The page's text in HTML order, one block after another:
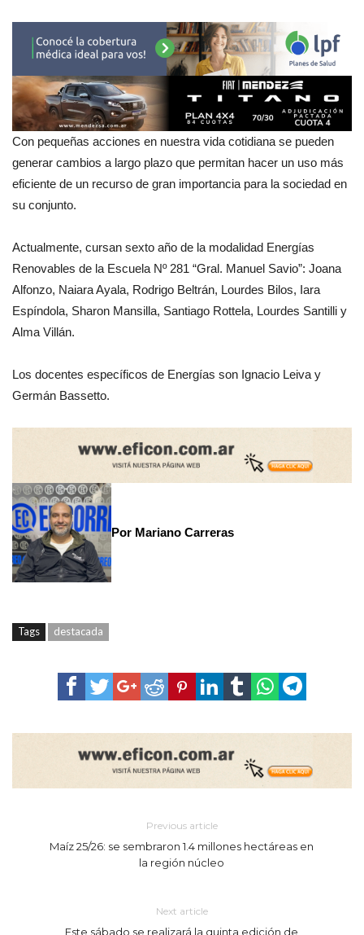
Con pequeñas acciones en nuestra vida cotidiana se pueden
generar cambios a largo plazo que permitan hacer un uso más
eficiente de un recurso de gran importancia para la sociedad en
su conjunto.
Actualmente, cursan sexto año de la modalidad Energías
Renovables de la Escuela Nº 281 “Gral. Manuel Savio”: Joana
Alfonzo, Naiara Ayala, Rodrigo Beltrán, Lourdes Bilos, Iara
Espíndola, Sharon Mansilla, Santiago Rottela, Lourdes Santilli y
Alma Villán.
Los docentes específicos de Energías son Ignacio Leiva y
Germán Bassetto.
Por Mariano Carreras
Tags destacada
Previous article
Maíz 25/26: se sembraron 1.4 millones hectáreas en
la región núcleo
Next article
Este sábado se realizará la quinta edición de